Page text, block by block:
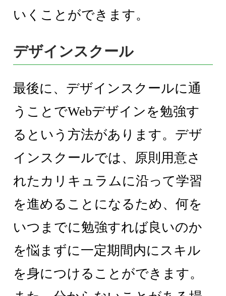
いくことができます。
デザインスクール
最後に、デザインスクールに通
うことでWebデザインを勉強す
るという方法があります。デザ
インスクールでは、原則用意さ
れたカリキュラムに沿って学習
を進めることになるため、何を
いつまでに勉強すれば良いのか
を悩まずに一定期間内にスキル
を身につけることができます。